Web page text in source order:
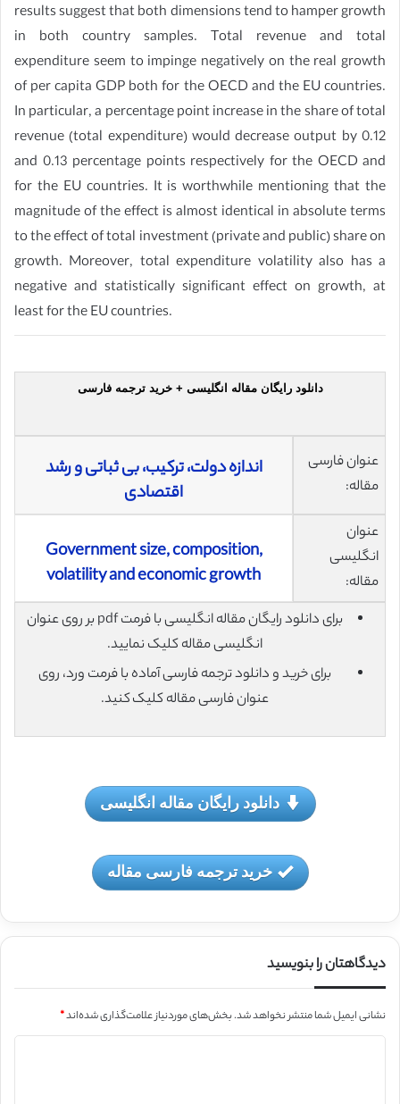
results suggest that both dimensions tend to hamper growth
in both country samples. Total revenue and total
expenditure seem to impinge negatively on the real growth
of per capita GDP both for the OECD and the EU countries.
In particular, a percentage point increase in the share of total
revenue (total expenditure) would decrease output by 0.12
and 0.13 percentage points respectively for the OECD and
for the EU countries. It is worthwhile mentioning that the
magnitude of the effect is almost identical in absolute terms
to the effect of total investment (private and public) share on
growth. Moreover, total expenditure volatility also has a
negative and statistically significant effect on growth, at
least for the EU countries.
دانلود رایگان مقاله انگلیسی + خرید ترجمه فارسی
عنوان فارسی
مقاله:
اندازه دولت، ترکیب، بی ثباتی و رشد
اقتصادی
عنوان
انگلیسی
مقاله:
Government size, composition,
volatility and economic growth
برای دانلود رایگان مقاله انگلیسی با فرمت pdf بر روی عنوان
انگلیسی مقاله کلیک نمایید.
برای خرید و دانلود ترجمه فارسی آماده با فرمت ورد، روی
عنوان فارسی مقاله کلیک کنید.
دانلود رایگان مقاله انگلیسی
خرید ترجمه فارسی مقاله
دیدگاهتان را بنویسید
نشانی ایمیل شما منتشر نخواهد شد.بخش‌های موردنیاز علامت‌گذاری شده‌اند*